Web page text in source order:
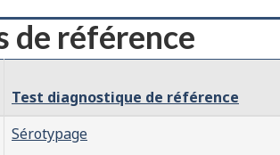
de référence
Test diagnostique de référence
Sérotypage